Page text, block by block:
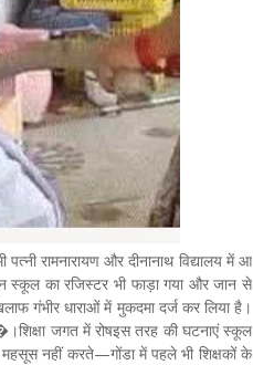
पत्नी रामनारायण और दीनानाथ विद्यालय में आ
स्कूल का रजिस्टर भी फाड़ा गया और जान से
गंभीर धाराओं में मुकदमा दर्ज कर लिया है।
जगत में रोषइस तरह की घटनाएं स्कूल
महसूस नहीं करते—गोंडा में पहले भी शिक्षकों के